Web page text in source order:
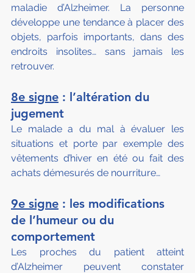
maladie d’Alzheimer. La personne
développe une tendance à placer des
objets, parfois importants, dans des
endroits insolites… sans jamais les
retrouver.
8e signe : l’altération du
jugement
Le malade a du mal à évaluer les
situations et porte par exemple des
vêtements d’hiver en été ou fait des
achats démesurés de nourriture…
9e signe : les modifications
de l’humeur ou du
comportement
Les proches du patient atteint
d’Alzheimer peuvent constater